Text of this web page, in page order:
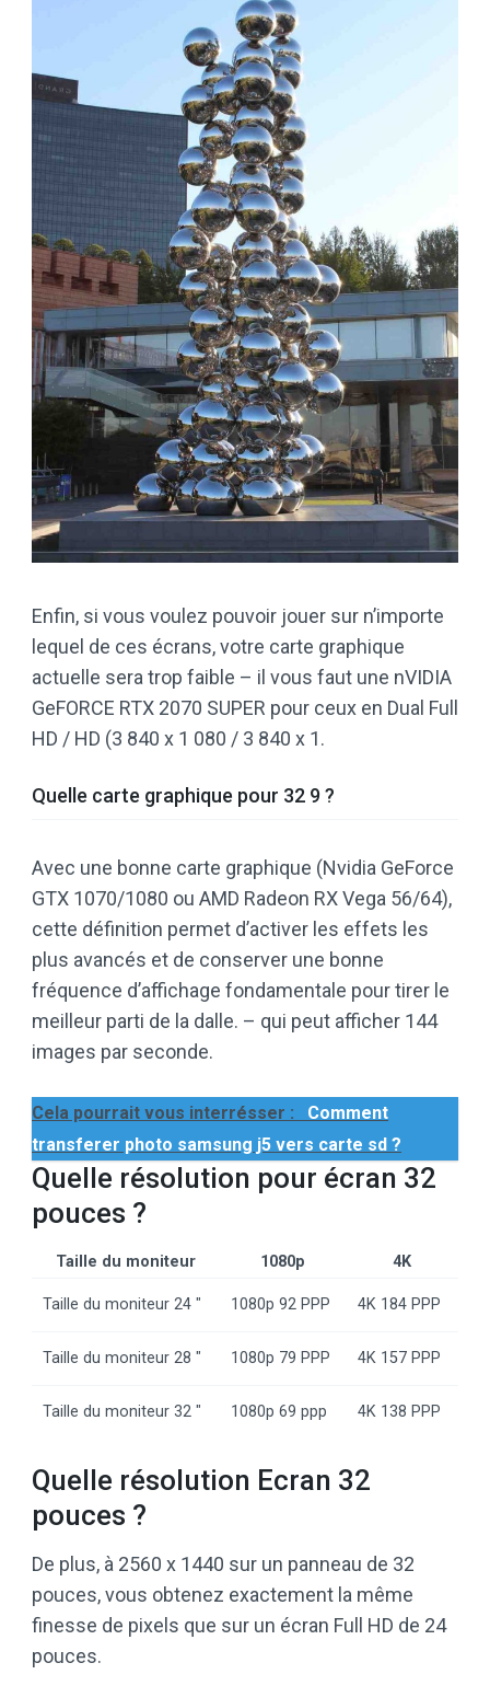
Enfin, si vous voulez pouvoir jouer sur n’importe
lequel de ces écrans, votre carte graphique
actuelle sera trop faible – il vous faut une nVIDIA
GeFORCE RTX 2070 SUPER pour ceux en Dual Full
HD / HD (3 840 x 1 080 / 3 840 x 1.
Quelle carte graphique pour 32 9 ?
Avec une bonne carte graphique (Nvidia GeForce
GTX 1070/1080 ou AMD Radeon RX Vega 56/64),
cette définition permet d’activer les effets les
plus avancés et de conserver une bonne
fréquence d’affichage fondamentale pour tirer le
meilleur parti de la dalle. – qui peut afficher 144
images par seconde.
Cela pourrait vous interrésser :
Comment
transferer photo samsung j5 vers carte sd ?
Quelle résolution pour écran 32
pouces ?
Taille du moniteur 1080p 4K
Taille du moniteur 24 ″ 1080p 92 PPP 4K 184 PPP
Taille du moniteur 28 ″ 1080p 79 PPP 4K 157 PPP
Taille du moniteur 32 ″ 1080p 69 ppp 4K 138 PPP
Quelle résolution Ecran 32
pouces ?
De plus, à 2560 x 1440 sur un panneau de 32
pouces, vous obtenez exactement la même
finesse de pixels que sur un écran Full HD de 24
pouces.